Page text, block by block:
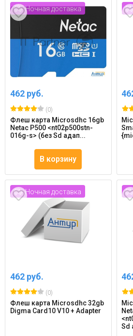
Ночная доставка
462 руб.
(0)
Флеш карта Microsdhc 16gb
Netac P500 <nt02p500stn-
016g-s> (без Sd адап...
В корзину
Ночная доставка
462 руб.
(0)
Флеш карта Microsdhc 32gb
Digma Card10 V10 + Adapter
Sd